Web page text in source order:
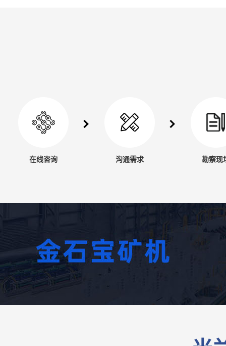
在线咨询 沟通需求 勘察现